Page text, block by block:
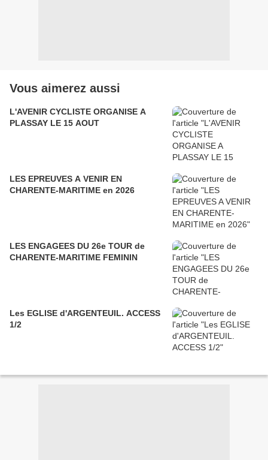
Vous aimerez aussi
L'AVENIR CYCLISTE ORGANISE A
PLASSAY LE 15 AOUT
LES EPREUVES A VENIR EN
CHARENTE-MARITIME en 2026
LES ENGAGEES DU 26e TOUR de
CHARENTE-MARITIME FEMININ
Les EGLISE d'ARGENTEUIL. ACCESS
1/2